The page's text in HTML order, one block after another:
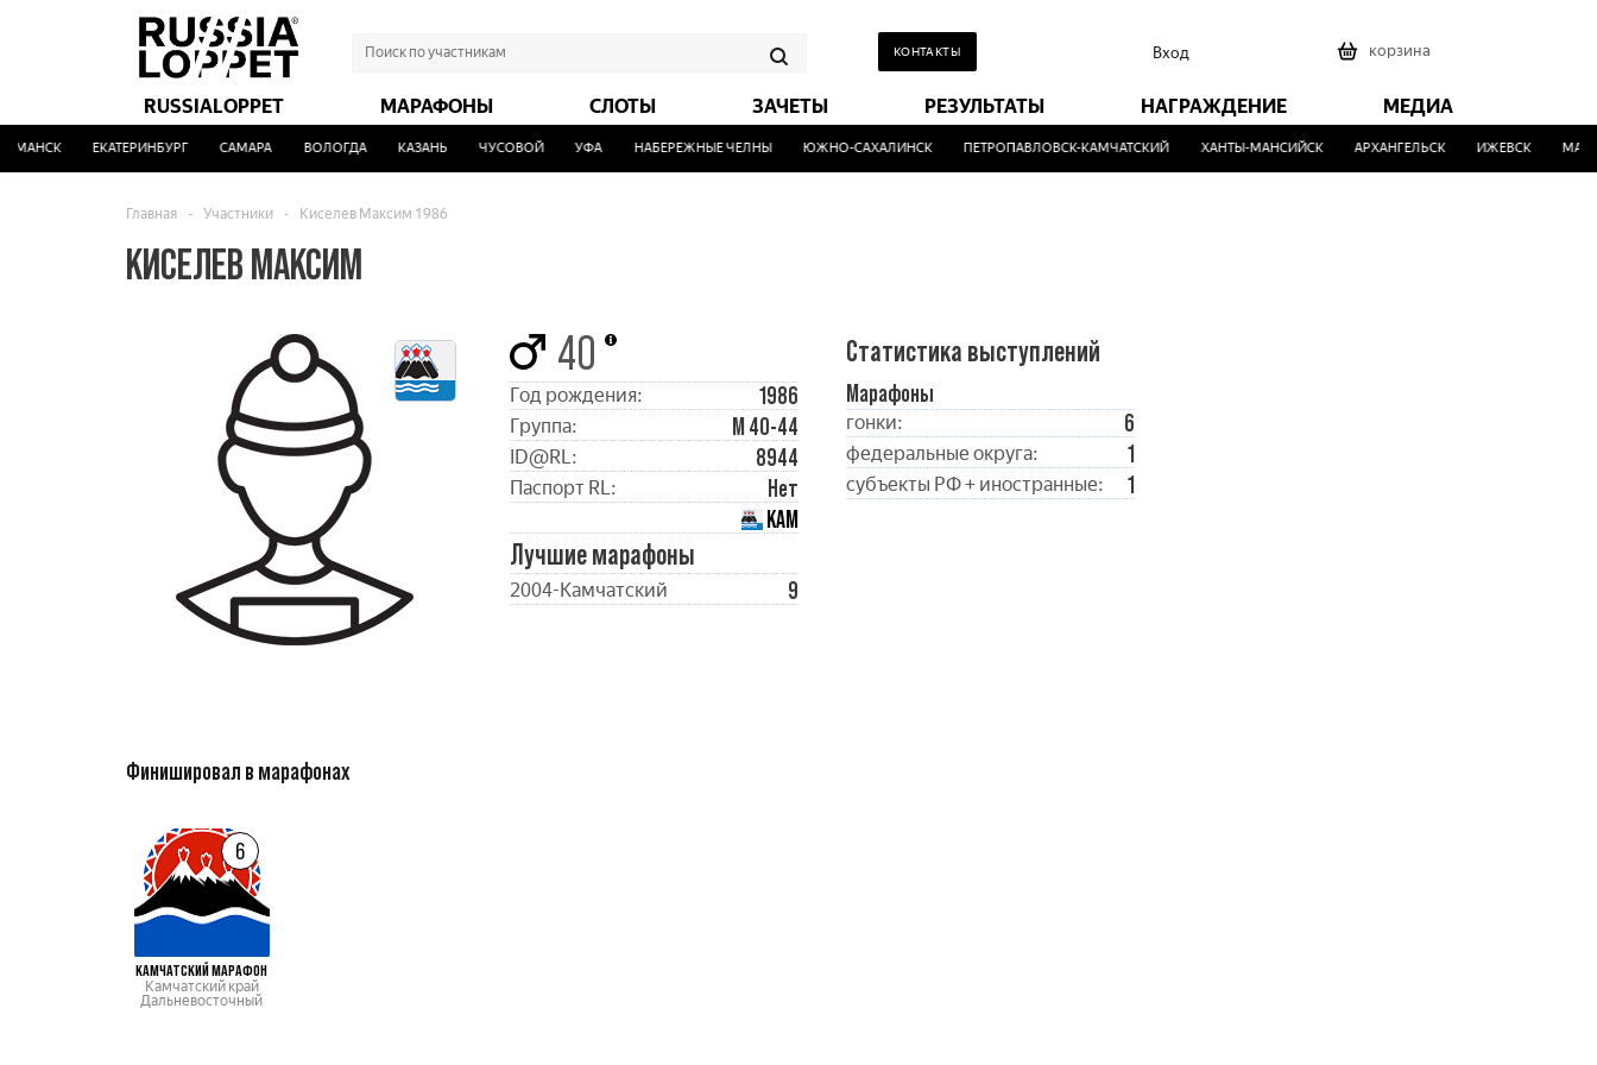
КОНТАКТЫ Вход корзина
RUSSIALOPPET МАРАФОНЫ СЛОТЫ ЗАЧЕТЫ РЕЗУЛЬТАТЫ НАГРАЖДЕНИЕ МЕДИА
ЕКАТЕРИНБУРГ САМАРА ВОЛОГДА КАЗАНЬ ЧУСОВОЙ УФА НАБЕРЕЖНЫЕ ЧЕЛНЫ ЮЖНО-САХАЛИНСК ПЕТРОПАВЛОВСК-КАМЧАТСКИЙ ХАНТЫ-МАНСИЙСК АРХАНГЕЛЬСК ИЖЕВСК
Главная - Участники - Киселев Максим 1986
КИСЕЛЕВ МАКСИМ
40
Год рождения: 1986
Группа: М 40-44
ID@RL: 8944
Паспорт RL:
Нет
КАМ
Лучшие марафоны
2004-Камчатский 9
Статистика выступлений
Марафоны
гонки: 6
федеральные округа: 1
субъекты РФ + иностранные: 1
Финишировал в марафонах
6
КАМЧАТСКИЙ МАРАФОН
Камчатский край
Дальневосточный